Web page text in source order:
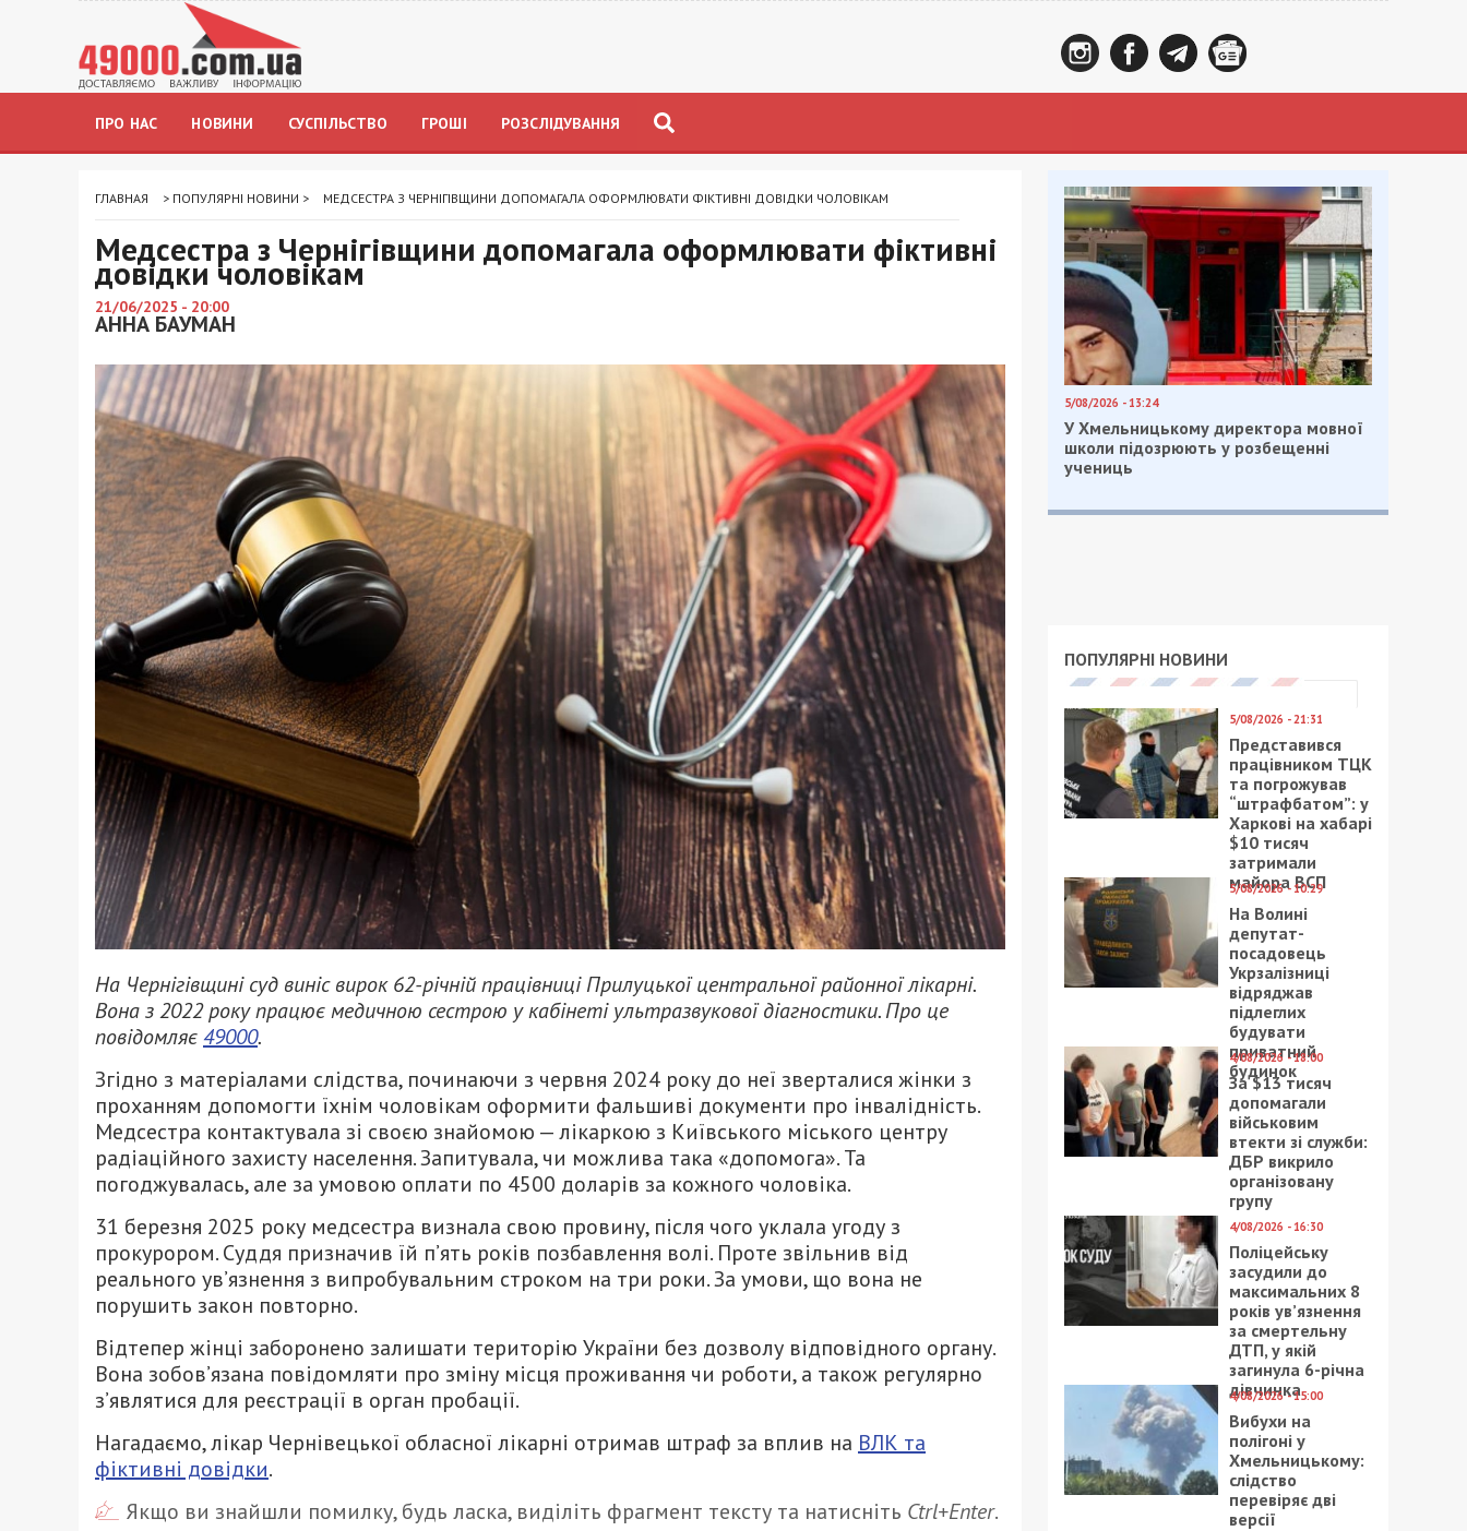
ПРО НАС НОВИНИ СУСПІЛЬСТВО ГРОШІ РОЗСЛІДУВАННЯ
ГЛАВНАЯ > ПОПУЛЯРНІ НОВИНИ > МЕДСЕСТРА З ЧЕРНІГІВЩИНИ ДОПОМАГАЛА ОФОРМЛЮВАТИ ФІКТИВНІ ДОВІДКИ ЧОЛОВІКАМ
Медсестра з Чернігівщини допомагала оформлювати фіктивні
довідки чоловікам
21/06/2025 - 20:00
АННА БАУМАН
На Чернігівщині суд виніс вирок 62-річній працівниці Прилуцької центральної районної лікарні.
Вона з 2022 року працює медичною сестрою у кабінеті ультразвукової діагностики. Про це
повідомляє49000.
Згідно з матеріалами слідства, починаючи з червня 2024 року до неї зверталися жінки з
проханням допомогти їхнім чоловікам оформити фальшиві документи про інвалідність.
Медсестра контактувала зі своєю знайомою — лікаркою з Київського міського центру
радіаційного захисту населення. Запитувала, чи можлива така «допомога». Та
погоджувалась, але за умовою оплати по 4500 доларів за кожного чоловіка.
31 березня 2025 року медсестра визнала свою провину, після чого уклала угоду з
прокурором. Суддя призначив їй п’ять років позбавлення волі. Проте звільнив від
реального ув’язнення з випробувальним строком на три роки. За умови, що вона не
порушить закон повторно.
Відтепер жінці заборонено залишати територію України без дозволу відповідного органу.
Вона зобов’язана повідомляти про зміну місця проживання чи роботи, а також регулярно
з’являтися для реєстрації в орган пробації.
Нагадаємо, лікар Чернівецької обласної лікарні отримав штраф за вплив на ВЛК та
фіктивні довідки.
Якщо ви знайшли помилку, будь ласка, виділіть фрагмент тексту та натисніть Ctrl+Enter.
5/08/2026 - 13:24
У Хмельницькому директора мовної
школи підозрюють у розбещенні
учениць
ПОПУЛЯРНІ НОВИНИ
5/08/2026 - 21:31
Представився
працівником ТЦК
та погрожував
“штрафбатом”: у
Харкові на хабарі
$10 тисяч
затримали
майора ВСП
5/08/2026 - 10:29
На Волині
депутат-
посадовець
Укрзалізниці
відряджав
підлеглих
будувати
приватний
будинок
4/08/2026 - 18:00
За $13 тисяч
допомагали
військовим
втекти зі служби:
ДБР викрило
організовану
групу
4/08/2026 - 16:30
Поліцейську
засудили до
максимальних 8
років ув’язнення
за смертельну
ДТП, у якій
загинула 6-річна
дівчинка
4/08/2026 - 15:00
Вибухи на
полігоні у
Хмельницькому:
слідство
перевіряє дві
версії